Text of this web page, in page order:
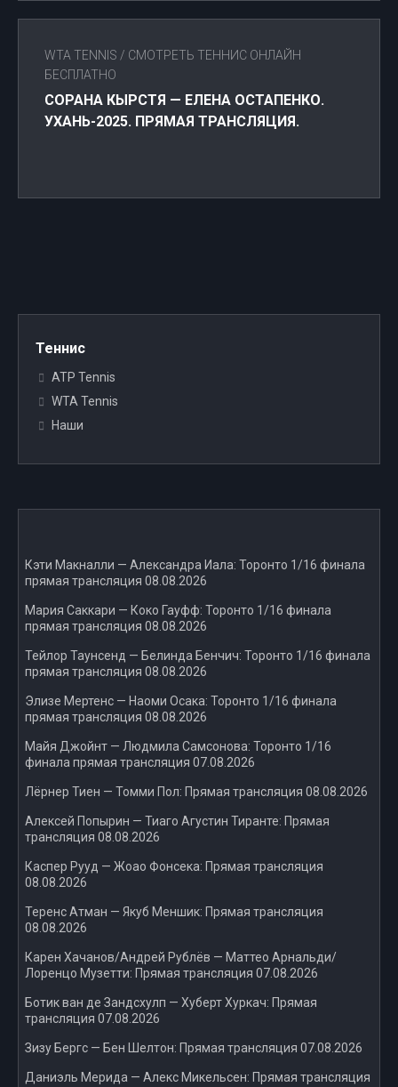
WTA TENNIS / СМОТРЕТЬ ТЕННИС ОНЛАЙН
БЕСПЛАТНО
СОРАНА КЫРСТЯ — ЕЛЕНА ОСТАПЕНКО.
УХАНЬ-2025. ПРЯМАЯ ТРАНСЛЯЦИЯ.
Теннис
ATP Tennis
WTA Tennis
Наши
Кэти Макналли — Александра Иала: Торонто 1/16 финала
прямая трансляция 08.08.2026
Мария Саккари — Коко Гауфф: Торонто 1/16 финала
прямая трансляция 08.08.2026
Тейлор Таунсенд — Белинда Бенчич: Торонто 1/16 финала
прямая трансляция 08.08.2026
Элизе Мертенс — Наоми Осака: Торонто 1/16 финала
прямая трансляция 08.08.2026
Майя Джойнт — Людмила Самсонова: Торонто 1/16
финала прямая трансляция 07.08.2026
Лёрнер Тиен — Томми Пол: Прямая трансляция 08.08.2026
Алексей Попырин — Тиаго Агустин Тиранте: Прямая
трансляция 08.08.2026
Каспер Рууд — Жоао Фонсека: Прямая трансляция
08.08.2026
Теренс Атман — Якуб Меншик: Прямая трансляция
08.08.2026
Карен Хачанов/Андрей Рублёв — Маттео Арнальди/
Лоренцо Музетти: Прямая трансляция 07.08.2026
Ботик ван де Зандсхулп — Хуберт Хуркач: Прямая
трансляция 07.08.2026
Зизу Бергс — Бен Шелтон: Прямая трансляция 07.08.2026
Даниэль Мерида — Алекс Микельсен: Прямая трансляция